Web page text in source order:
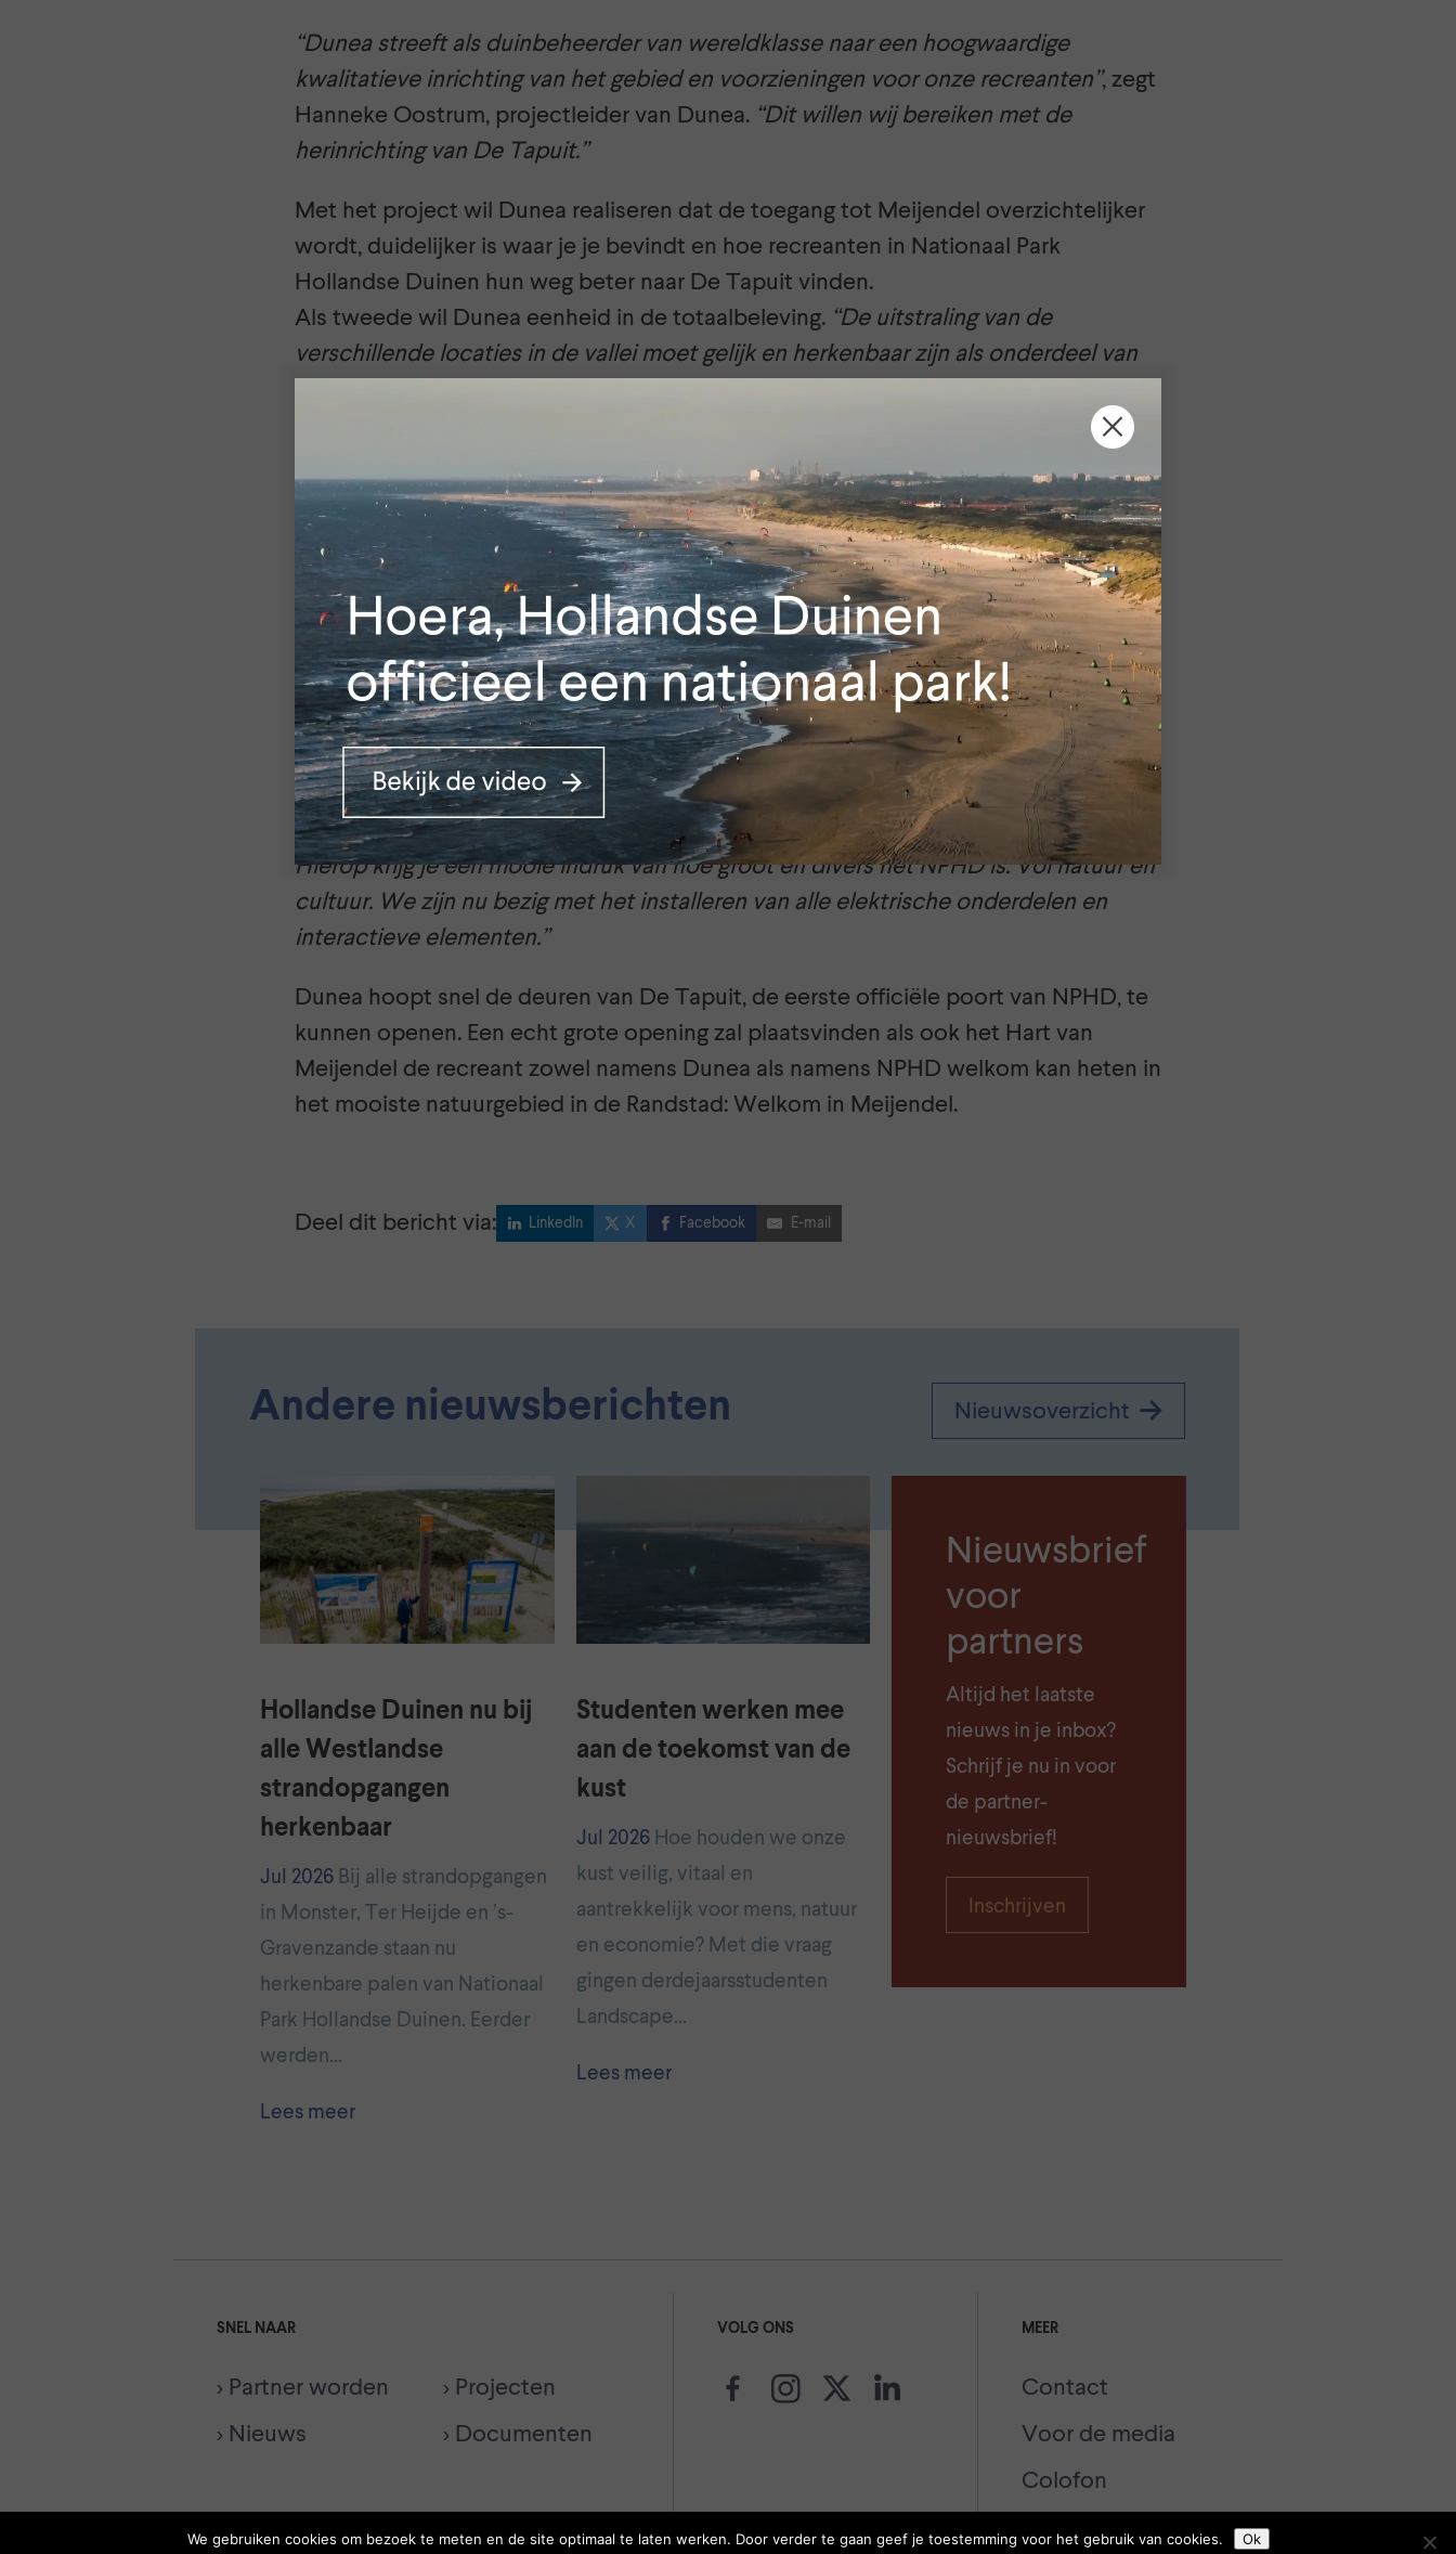
“Dunea streeft als duinbeheerder van wereldklasse naar een hoogwaardige
kwalitatieve inrichting van het gebied en voorzieningen voor onze recreanten”, zegt
Hanneke Oostrum, projectleider van Dunea. “Dit willen wij bereiken met de
herinrichting van De Tapuit.”
Met het project wil Dunea realiseren dat de toegang tot Meijendel overzichtelijker
wordt, duidelijker is waar je je bevindt en hoe recreanten in Nationaal Park
Hollandse Duinen hun weg beter naar De Tapuit vinden.
Als tweede wil Dunea eenheid in de totaalbeleving. “De uitstraling van de
verschillende locaties in de vallei moet gelijk en herkenbaar zijn als onderdeel van
recreanten een inspirerende beleving waarbij ze nieuwsgierig worden naar duin &
water en geïnspireerd worden om rondom het huis water te besparen en
biodiversiteit bevorderen.
Duurzaamheid
In de vallei Meijendel minimaliseert Dunea de CO2 voetafdruk van haar eigen
activiteiten. Ook in de Tapuit worden maatregelen getroffen die hierbij helpen. Zo
komen er waterbesparende toiletten die op termijn regenwater gaan gebruiken om
mee door te spoelen.
Voortgang
Voor wat betreft de stand van zaken in De Tapuit vertelt Oostrum:
“Alle
duinvormige panelen staan. Ook de grote grafische wand van het NPHD hangt.
Hierop krijg je een mooie indruk van hoe groot en divers het NPHD is. Vol natuur en
cultuur. We zijn nu bezig met het installeren van alle elektrische onderdelen en
interactieve elementen.”
Dunea hoopt snel de deuren van De Tapuit, de eerste officiële poort van NPHD, te
kunnen openen. Een echt grote opening zal plaatsvinden als ook het Hart van
Meijendel de recreant zowel namens Dunea als namens NPHD welkom kan heten in
het mooiste natuurgebied in de Randstad: Welkom in Meijendel.
Deel dit bericht via: LinkedIn X Facebook E-mail
Nieuwsoverzicht
Andere nieuwsberichten
Hollandse Duinen nu bij
alle Westlandse
strandopgangen
herkenbaar
Jul 2026 Bij alle strandopgangen
in Monster, Ter Heijde en ’s-
Gravenzande staan nu
herkenbare palen van Nationaal
Park Hollandse Duinen. Eerder
werden…
Lees meer
Studenten werken mee
aan de toekomst van de
kust
Jul 2026Hoe houden we onze
kust veilig, vitaal en
aantrekkelijk voor mens, natuur
en economie? Met die vraag
gingen derdejaarsstudenten
Landscape…
Lees meer
Nieuwsbrief
voor
partners
Altijd het laatste
nieuws in je inbox?
Schrijf je nu in voor
de partner-
nieuwsbrief!
Inschrijven
SNEL NAAR
> Partner worden
> Projecten
> Nieuws
> Documenten
VOLG ONS MEER
Contact
Voor de media
Colofon
We gebruiken cookies om bezoek te meten en de site optimaal te laten werken. Door verder te gaan geef je toestemming voor het gebruik van cookies. Ok